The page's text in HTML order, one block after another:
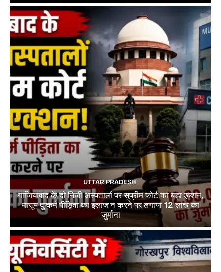
UTTAR PRADESH
गाजियाबाद के दो निजी अस्पतालों पर सुप्रीम कोर्ट का बड़ा एक्शन,
मासूम दुष्कर्म पीड़िता का इलाज न करने पर लगाया 12 लाख का
जुर्माना